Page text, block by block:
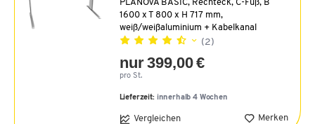
PLANOVA BASIC, Rechteck, C-Fuß, B
1600 x T 800 x H 717 mm,
weiß/weißaluminium + Kabelkanal
(2)
nur 399,00 €
pro St.
Lieferzeit: innerhalb 4 Wochen
Vergleichen Merken